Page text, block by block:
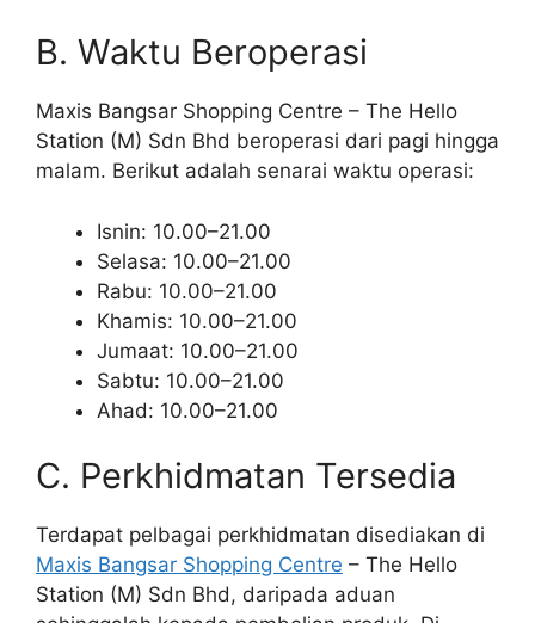
B. Waktu Beroperasi
Maxis Bangsar Shopping Centre – The Hello
Station (M) Sdn Bhd beroperasi dari pagi hingga
malam. Berikut adalah senarai waktu operasi:
Isnin: 10.00–21.00
Selasa: 10.00–21.00
Rabu: 10.00–21.00
Khamis: 10.00–21.00
Jumaat: 10.00–21.00
Sabtu: 10.00–21.00
Ahad: 10.00–21.00
C. Perkhidmatan Tersedia
Terdapat pelbagai perkhidmatan disediakan di
Maxis Bangsar Shopping Centre – The Hello
Station (M) Sdn Bhd, daripada aduan